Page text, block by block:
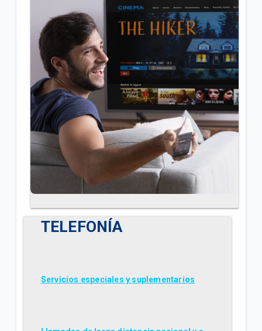
TELEFONÍA
Servicios especiales y suplementarios